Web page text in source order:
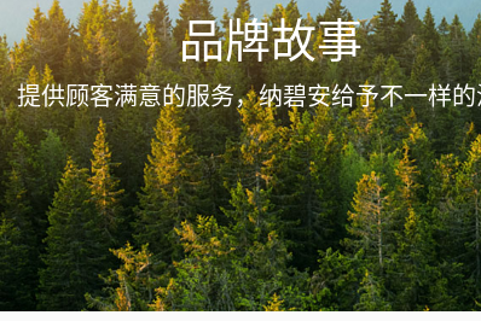
品牌故事
提供顾客满意的服务，纳碧安给予不一样的